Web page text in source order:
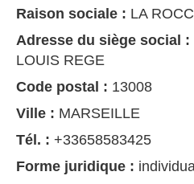
Raison sociale : LA
Adresse du siège social :
LOUIS REGE
Code postal : 13008
Ville : MARSEILLE
Tél. : +33658583425
Forme juridique :